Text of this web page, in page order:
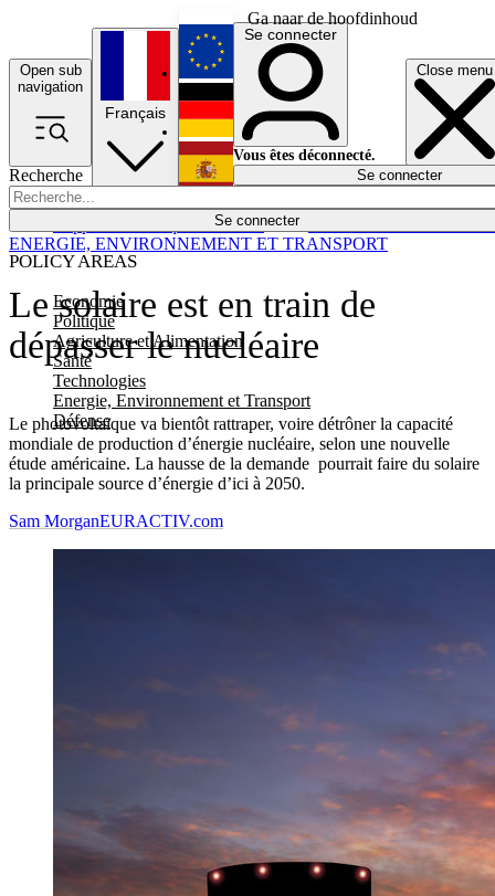
Ga naar de hoofdinhoud
Open sub
navigation
Close menu
Recherche
Se connecter
POLICY AREAS
Economie
Politique
Agriculture et Alimentation
Santé
Technologies
Energie, Environnement et Transport
Défense
Économie
Français
English
Deutsch
Español
Se connecter
Vous êtes déconnecté.
Se connecter
Le solaire est en train de
dépasser le nucléaire
Le photovoltaïque va bientôt rattraper, voire détrôner la capacité
mondiale de production d’énergie nucléaire, selon une nouvelle
étude américaine. La hausse de la demande pourrait faire du solaire
la principale source d’énergie d’ici à 2050.
ENERGIE, ENVIRONNEMENT ET TRANSPORT
Sam MorganEURACTIV.com